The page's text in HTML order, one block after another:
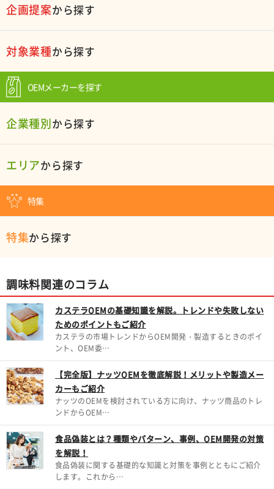
企画提案から探す
対象業種から探す
OEMメーカーを探す
企業種別から探す
エリアから探す
特集
特集から探す
調味料関連のコラム
カステラOEMの基礎知識を解説。トレンドや失敗しない
ためのポイントもご紹介
カステラの市場トレンドからOEM開発・製造するときのポイ
ント、OEM委…
【完全版】ナッツOEMを徹底解説！メリットや製造メー
カーもご紹介
ナッツのOEMを検討されている方に向け、ナッツ商品のトレ
ンドからOEM…
食品偽装とは？種類やパターン、事例、OEM開発の対策
を解説！
食品偽装に関する基礎的な知識と対策を事例とともにご紹介
します。これから…